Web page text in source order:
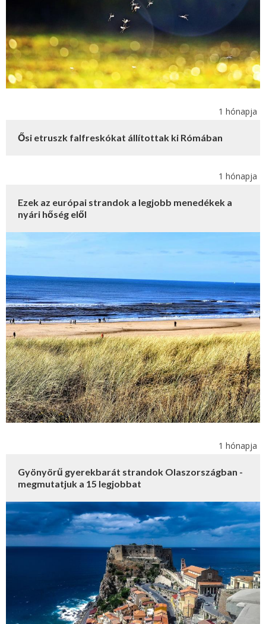
1 hónapja
Ősi etruszk falfreskókat állítottak ki Rómában
1 hónapja
Ezek az európai strandok a legjobb menedékek a
nyári hőség elől
1 hónapja
Gyönyörű gyerekbarát strandok Olaszországban -
megmutatjuk a 15 legjobbat